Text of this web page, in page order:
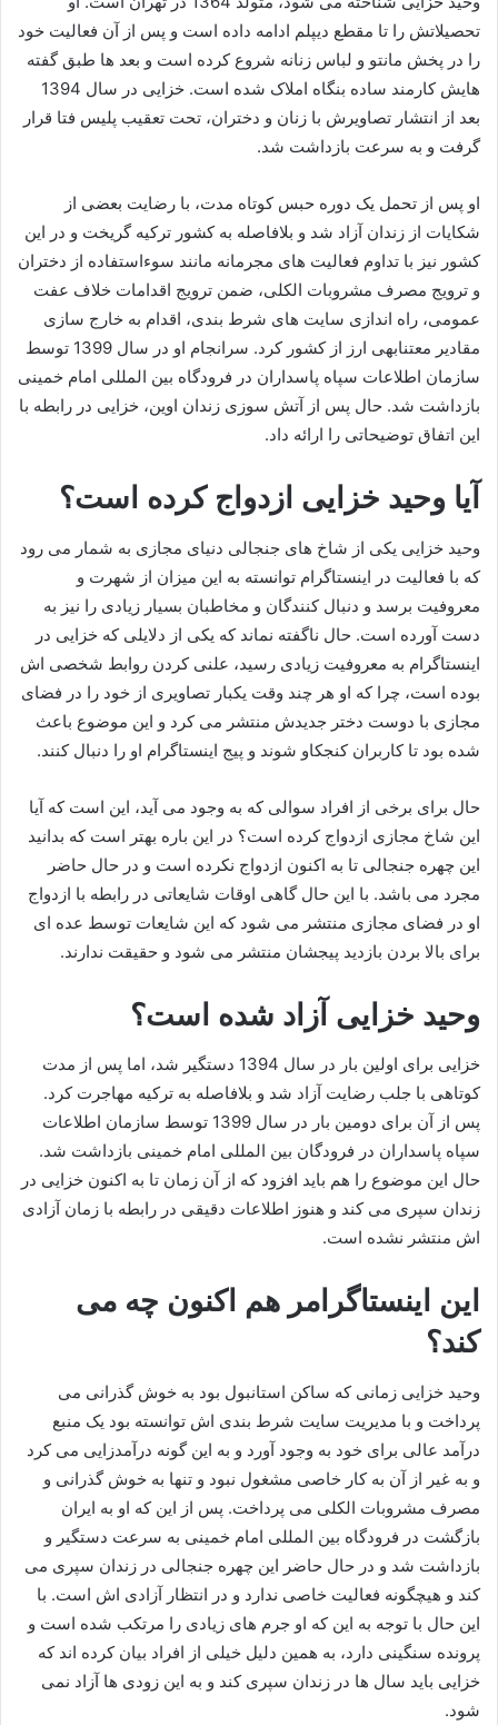
تحصیلاتش را تا مقطع دیپلم ادامه داده است و پس از آن فعالیت خود
را در پخش مانتو و لباس زنانه شروع کرده است و بعد ها طبق گفته
هایش کارمند ساده بنگاه املاک شده است. خزایی در سال 1394
بعد از انتشار تصاویرش با زنان و دختران، تحت تعقیب پلیس فتا قرار
گرفت و به ‌سرعت بازداشت شد.
او پس از تحمل یک دوره حبس کوتاه‌ مدت، با رضایت بعضی از
شکایات از زندان آزاد شد و بلافاصله به کشور ترکیه گریخت و در این
کشور نیز با تداوم فعالیت‌ های مجرمانه مانند سوءاستفاده از دختران
و ترویج مصرف مشروبات الکلی، ضمن ترویج اقدامات خلاف عفت
عمومی، راه‌ اندازی سایت‌ های شرط بندی، اقدام به خارج‌ سازی
مقادیر معتنابهی ارز از کشور کرد. سرانجام او در سال 1399 توسط
سازمان اطلاعات سپاه پاسداران در فرودگاه بین‌ المللی امام خمینی
بازداشت شد. حال پس از آتش سوزی زندان اوین، خزایی در رابطه با
این اتفاق توضیحاتی را ارائه داد.
آیا وحید خزایی ازدواج کرده است؟
وحید خزایی یکی از شاخ های جنجالی دنیای مجازی به شمار می‌ رود
که با فعالیت در اینستاگرام توانسته به این میزان از شهرت و
معروفیت برسد و دنبال کنندگان و مخاطبان بسیار زیادی را نیز به
دست آورده است. حال ناگفته نماند که یکی از دلایلی که خزایی در
اینستاگرام به معروفیت زیادی رسید، علنی کردن روابط شخصی اش
بوده است، چرا که او هر چند وقت یکبار تصاویری از خود را در فضای
مجازی با دوست دختر جدیدش منتشر می‌ کرد و این موضوع باعث
شده بود تا کاربران کنجکاو شوند و پیج اینستاگرام او را دنبال کنند.
حال برای برخی از افراد سوالی که به وجود می آید، این است که آیا
این شاخ مجازی ازدواج کرده است؟ در این باره بهتر است که بدانید
این چهره جنجالی تا به اکنون ازدواج نکرده است و در حال حاضر
مجرد می باشد. با این حال گاهی اوقات شایعاتی در رابطه با ازدواج
او در فضای مجازی منتشر می‌ شود که این شایعات توسط عده‌ ای
برای بالا بردن بازدید پیجشان منتشر می شود و حقیقت ندارند.
وحید خزایی آزاد شده است؟
خزایی برای اولین بار در سال 1394 دستگیر شد، اما پس از مدت
کوتاهی با جلب رضایت آزاد شد و بلافاصله به ترکیه مهاجرت کرد.
پس از آن برای دومین بار در سال 1399 توسط سازمان اطلاعات
سپاه پاسداران در فرودگان بین المللی امام خمینی بازداشت شد.
حال این موضوع را هم باید افزود که از آن زمان تا به اکنون خزایی در
زندان سپری می‌ کند و هنوز اطلاعات دقیقی در رابطه با زمان آزادی
اش منتشر نشده است.
این اینستاگرامر هم اکنون چه می
کند؟
وحید خزایی زمانی که ساکن استانبول بود به خوش گذرانی می
پرداخت و با مدیریت سایت شرط بندی اش توانسته بود یک منبع
درآمد عالی برای خود به وجود آورد و به این گونه درآمدزایی می‌ کرد
و به غیر از آن به کار خاصی مشغول نبود و تنها به خوش گذرانی و
مصرف مشروبات الکلی می پرداخت. پس از این که او به ایران
بازگشت در فرودگاه بین المللی امام خمینی به سرعت دستگیر و
بازداشت شد و در حال حاضر این چهره جنجالی در زندان سپری می‌
کند و هیچگونه فعالیت خاصی ندارد و در انتظار آزادی اش است. با
این حال با توجه به این که او جرم های زیادی را مرتکب شده است و
پرونده سنگینی دارد، به همین دلیل خیلی از افراد بیان کرده اند که
خزایی باید سال‌ ها در زندان سپری کند و به این زودی ها آزاد نمی
شود.